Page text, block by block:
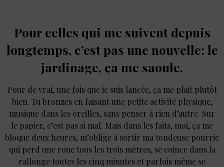
Pour celles qui me suivent depuis
longtemps, c’est pas une nouvelle : le
jardinage, ça me saoule.
Pour de vrai, une fois que je suis lancée, ça me plait plutôt
bien. Tu bronzes en faisant une petite activité physique,
musique dans les oreilles, sans penser à rien d’autre. Sur
le papier, c’est pas si mal. Mais dans les faits, moi, ça me
bloque deux heures, m’oblige à sortir ma tondeuse pourrie
qui perd une roue tous les trois mètres, se coince dans la
rallonge toutes les cinq minutes et parfois même se